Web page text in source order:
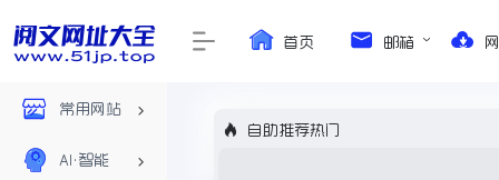
常用网站
AI•智能
首页 邮箱
自助推荐热门